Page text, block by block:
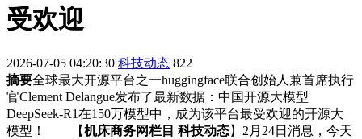
受欢迎
2026-07-05 04:20:30 科技动态 822
摘要全球最大开源平台之一huggingface联合创始人兼首席执行
官Clement Delangue发布了最新数据：中国开源大模型
DeepSeek-R1在150万模型中，成为该平台最受欢迎的开源大
模型！ 【机床商务网栏目 科技动态】2月24日消息，今天